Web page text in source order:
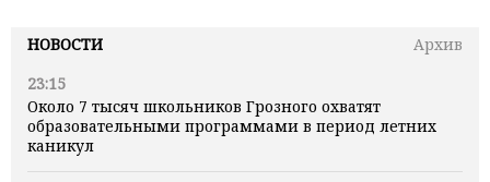
НОВОСТИ
Архив
23:15
Около 7 тысяч школьников Грозного охватят
образовательными программами в период летних
каникул